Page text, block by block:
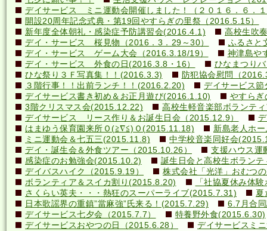
デイサービス ミニ運動会開催しました！（２０１６．６．
開設20周年記念式典・第19回やすらぎの里祭（2016.5.15）
新年度全体朝礼・感染症予防講習会(2016.4.1)
高校生吹
デイ・サービス 桜見物（2016．3．29～30）
ふるさと
デイ・サービス ゲーム大会（2016.3.18/19）
神津島や
デイ・サービス 外食の日(2016.3.8・16）
ひなまつり
ひな祭り３Ｆ写真集！！(2016.3.3)
防犯協会慰問（
３階行事！！出前ランチ！！(2016.2.20)
デイサービス
デイサービス書き初め＆お正月遊び(2016.1.10)
やすら
3階クリスマス会(2015.12.22)
高校生軽音楽部ボランテ
デイサービス リース作り＆お誕生日会（2015.12.9）
はまゆう保育園来所Ｏ(≧∇≦)Ｏ(2015.11.18)
新島老人ホ
ミニ運動会＆七五三(2015.11.8)
中学校音楽同好会
デイ・誕生会＆外食ツアー（2015.10.26）
支援ハウス運
感染症のお勉強会(2015.10.2)
誕生日会と高校生ボラン
デイバスハイク（2015.9.19）
株式会社「光洋」おむつ
ボランティア＆スイカ割り(2015.8.20)
「社協夏休み体
さくらい英夫・・・熱狂のスーパーライブ(2015.7.31)
夏
日本歌謡界の重鎮”當麻強”氏来る！(2015.7.29)
6.7月合
デイサービス七夕会（2015.7.7）
特養野外食(2015.6.30)
デイサービスおやつの日（2015.6.28）
デイサービスミ